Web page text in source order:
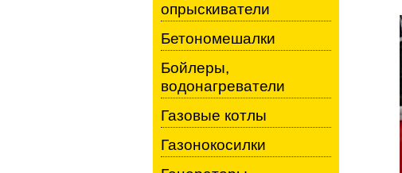
опрыскиватели
Бетономешалки
Бойлеры,
водонагреватели
Газовые котлы
Газонокосилки